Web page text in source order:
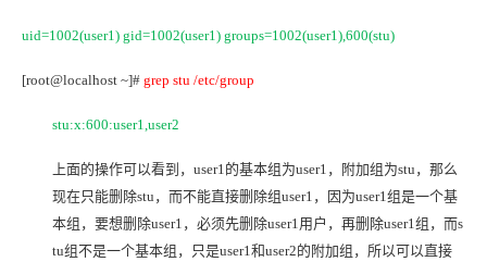
uid=1002(user1) gid=1002(user1) groups=1002(user1),600(stu)
[root@localhost ~]# grep stu /etc/group
stu:x:600:user1,user2
上面的操作可以看到，user1的基本组为user1，附加组为stu，那么
现在只能删除stu，而不能直接删除组user1，因为user1组是一个基
本组，要想删除user1，必须先删除user1用户，再删除user1组，而s
tu组不是一个基本组，只是user1和user2的附加组，所以可以直接